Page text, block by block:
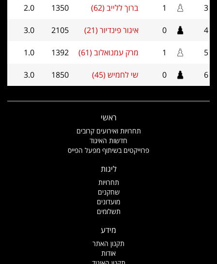
3
1 ברוך ללייב (62) 1350
2.0
4
0 איגור פינדיור (21) 2105
3.0
5
1 מרק עמנואלוב (61) 1392
1.0
6
0 שי לחמיש (45) 1850
3.0
ראשי
תחרויות ואירועים קרובים
חדשות האיגוד
פרוייקטים בשיתוף מפעל הפייס
ליגות
תחרויות
שחקנים
מועדונים
תשלומים
מידע
תקנון האתר
אודות